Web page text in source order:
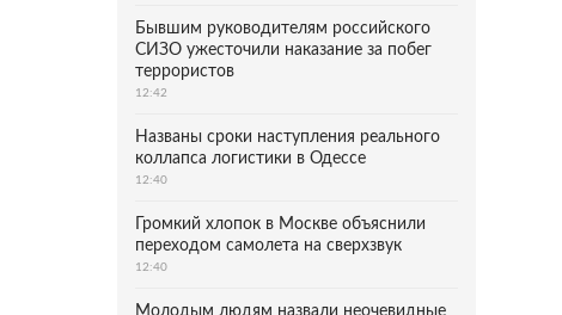
Бывшим руководителям российского
СИЗО ужесточили наказание за побег
террористов
12:42
Названы сроки наступления реального
коллапса логистики в Одессе
12:40
Громкий хлопок в Москве объяснили
переходом самолета на сверхзвук
12:40
Молодым людям назвали неочевидные